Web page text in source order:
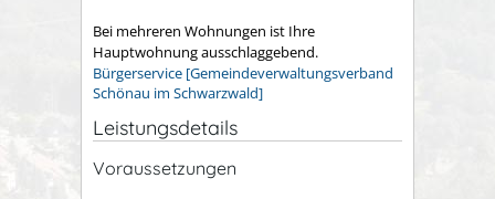
Bei mehreren Wohnungen ist Ihre
Hauptwohnung ausschlaggebend.
Bürgerservice [Gemeindeverwaltungsverband
Schönau im Schwarzwald]
Leistungsdetails
Voraussetzungen